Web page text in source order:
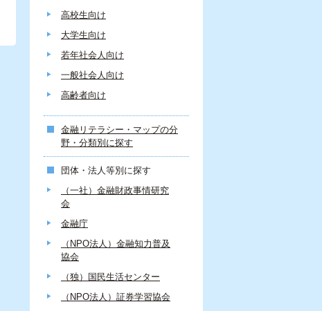
高校生向け
大学生向け
若年社会人向け
一般社会人向け
高齢者向け
金融リテラシー・マップの分
野・分類別に探す
団体・法人等別に探す
（一社）金融財政事情研究
会
金融庁
（NPO法人）金融知力普及
協会
（独）国民生活センター
（NPO法人）証券学習協会